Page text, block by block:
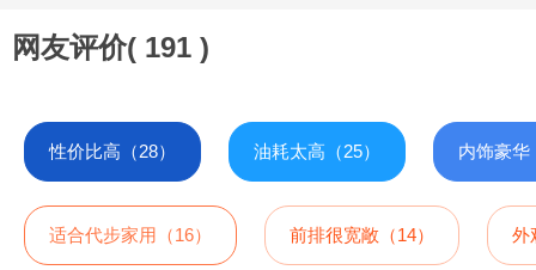
网友评价( 191 )
性价比高（28） 油耗太高（25） 内饰豪华
适合代步家用（16） 前排很宽敞（14） 外